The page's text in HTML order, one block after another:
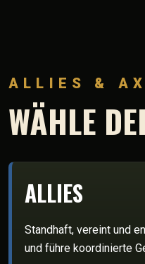
ALLIES &
WÄHLE
ALLIES
Standhaft, vereint und
und führe koordinierte